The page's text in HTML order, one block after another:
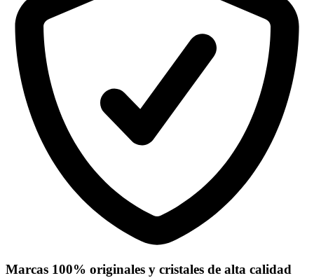
Marcas 100% originales y cristales de alta calidad